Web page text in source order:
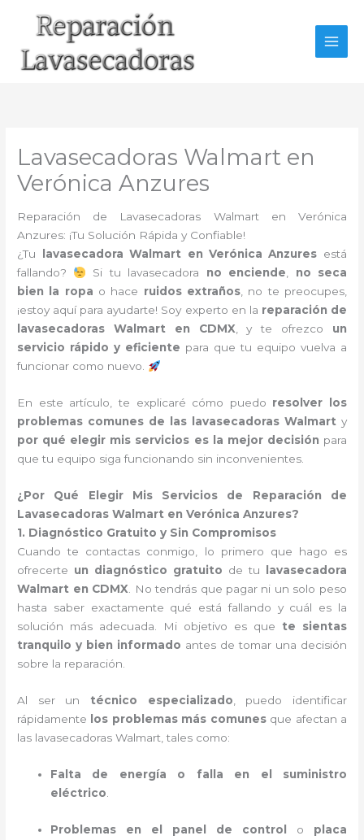
Lavasecadoras Walmart en
Verónica Anzures
Reparación de Lavasecadoras Walmart en Verónica
Anzures: ¡Tu Solución Rápida y Confiable!
¿Tu
lavasecadora Walmart en Verónica Anzures está
fallando?
Si tu lavasecadora no enciende, no seca
bien la ropa o hace ruidos extraños, no te preocupes,
¡estoy aquí para ayudarte! Soy experto en la reparación de
lavasecadoras Walmart en CDMX, y te ofrezco un
servicio rápido y eficiente para que tu equipo vuelva a
funcionar como nuevo.
En este artículo, te explicaré cómo puedo resolver los
problemas comunes de las lavasecadoras Walmart y
por qué elegir mis servicios es la mejor decisión para
que tu equipo siga funcionando sin inconvenientes.
¿Por Qué Elegir Mis Servicios de Reparación de
Lavasecadoras Walmart en Verónica Anzures?
1. Diagnóstico Gratuito y Sin Compromisos
Cuando te contactas conmigo, lo primero que hago es
ofrecerte un diagnóstico gratuito de tu
lavasecadora
Walmart en CDMX . No tendrás que pagar ni un solo peso
hasta saber exactamente qué está fallando y cuál es la
solución más adecuada. Mi objetivo es que te sientas
tranquilo y bien informado antes de tomar una decisión
sobre la reparación.
Al ser un técnico especializado , puedo identificar
rápidamente
los problemas más comunesque afectan a
las lavasecadoras Walmart, tales como:
Falta de energía o falla en el suministro
eléctrico
Problemas en el panel de control o placa